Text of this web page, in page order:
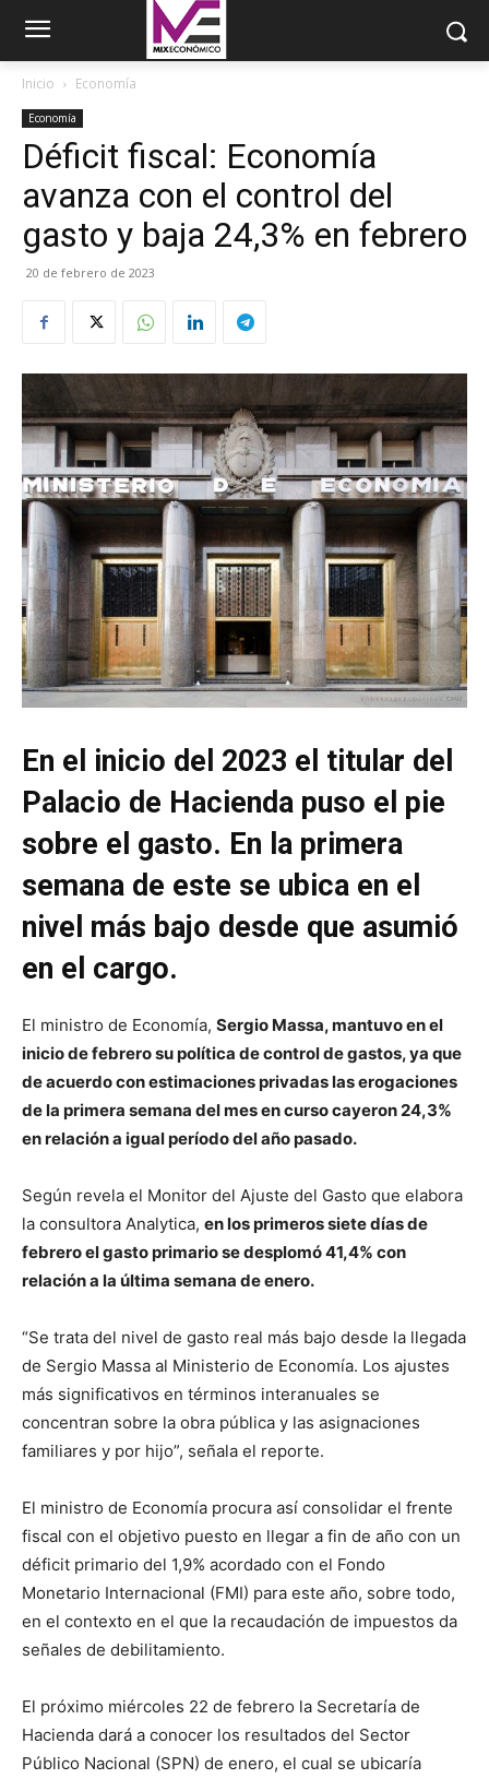
Inicio Economía
Economía
Déficit fiscal: Economía
avanza con el control del
gasto y baja 24,3% en febrero
20 de febrero de 2023
En el inicio del 2023 el titular del
Palacio de Hacienda puso el pie
sobre el gasto. En la primera
semana de este se ubica en el
nivel más bajo desde que asumió
en el cargo.
El ministro de Economía, Sergio Massa, mantuvo en el
inicio de febrero su política de control de gastos, ya que
de acuerdo con estimaciones privadas las erogaciones
de la primera semana del mes en curso cayeron 24,3%
en relación a igual período del año pasado.
Según revela el Monitor del Ajuste del Gasto que elabora
la consultora Analytica, en los primeros siete días de
febrero el gasto primario se desplomó 41,4% con
relación a la última semana de enero.
“Se trata del nivel de gasto real más bajo desde la llegada
de Sergio Massa al Ministerio de Economía. Los ajustes
más significativos en términos interanuales se
concentran sobre la obra pública y las asignaciones
familiares y por hijo”, señala el reporte.
El ministro de Economía procura así consolidar el frente
fiscal con el objetivo puesto en llegar a fin de año con un
déficit primario del 1,9% acordado con el Fondo
Monetario Internacional (FMI) para este año, sobre todo,
en el contexto en el que la recaudación de impuestos da
señales de debilitamiento.
El próximo miércoles 22 de febrero la Secretaría de
Hacienda dará a conocer los resultados del Sector
Público Nacional (SPN) de enero, el cual se ubicaría